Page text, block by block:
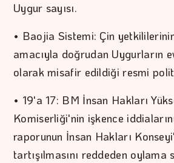
Uygur sayısı.
• Baojia Sistemi: Çin
amacıyla doğrudan Uygurların
olarak misafir edildiği resmi
• 19'a 17: BM İnsan Hakları
Komiserliği'nin işkence
raporunun İnsan Hakları
tartışılmasını reddeden oylama